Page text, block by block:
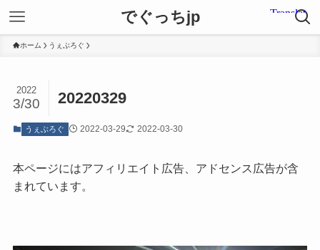
でぐっちjp
ホーム うぇぶろぐ
20220329
2022
3/30
うぇぶろぐ 2022-03-29 2022-03-30
本ページにはアフィリエイト広告、アドセンス広告が含
まれています。